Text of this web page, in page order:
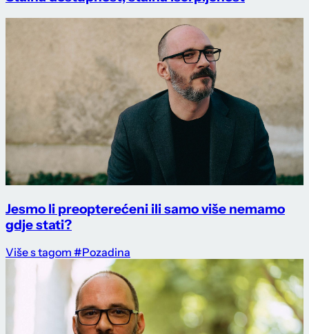
Jesmo li preopterećeni ili samo više nemamo
gdje stati?
Više s tagom #Pozadina